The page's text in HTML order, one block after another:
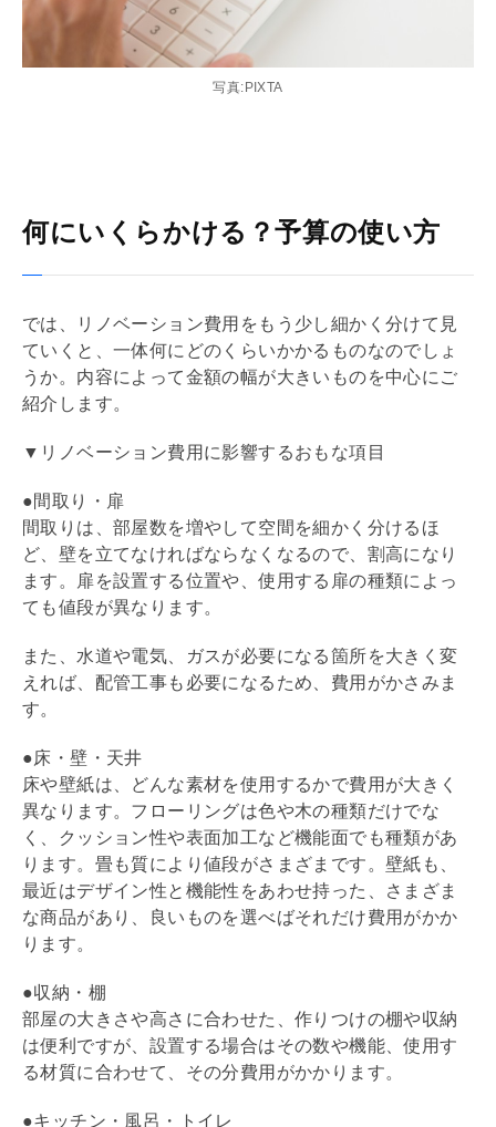
写真:PIXTA
何にいくらかける？予算の使い方
では、 リノベーション費用をもう少し細かく分けて見
ていくと、一体何にどのくらいかかるものなのでしょ
うか。内容によって金額の幅が大きいものを中心にご
紹介します。
▼リノベーション費用に影響するおもな項目
●間取り・扉
間取りは、部屋数を増やして空間を細かく分けるほ
ど、壁を立てなければならなくなるので、割高になり
ます。扉を設置する位置や、使用する扉の種類によっ
ても値段が異なります。
また、水道や電気、ガスが必要になる箇所を大きく変
えれば、配管工事も必要になるため、費用がかさみま
す。
●床・壁・天井
床や壁紙は、どんな素材を使用するかで費用が大きく
異なります。フローリングは色や木の種類だけでな
く、クッション性や表面加工など機能面でも種類があ
ります。畳も質により値段がさまざまです。壁紙も、
最近はデザイン性と機能性をあわせ持った、さまざま
な商品があり、良いものを選べばそれだけ費用がかか
ります。
●収納・棚
部屋の大きさや高さに合わせた、作りつけの棚や収納
は便利ですが、設置する場合はその数や機能、使用す
る材質に合わせて、その分費用がかかります。
●キッチン・風呂・トイレ